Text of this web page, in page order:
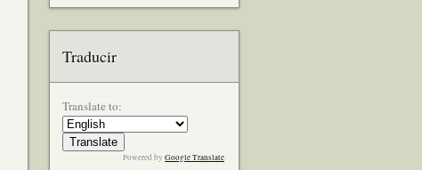
Traducir
Translate to:
Powered by Google Translate.